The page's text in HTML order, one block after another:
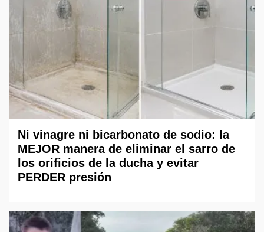
Ni vinagre ni bicarbonato de sodio: la
MEJOR manera de eliminar el sarro de
los orificios de la ducha y evitar
PERDER presión